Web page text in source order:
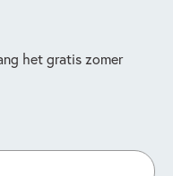
het gratis zomer